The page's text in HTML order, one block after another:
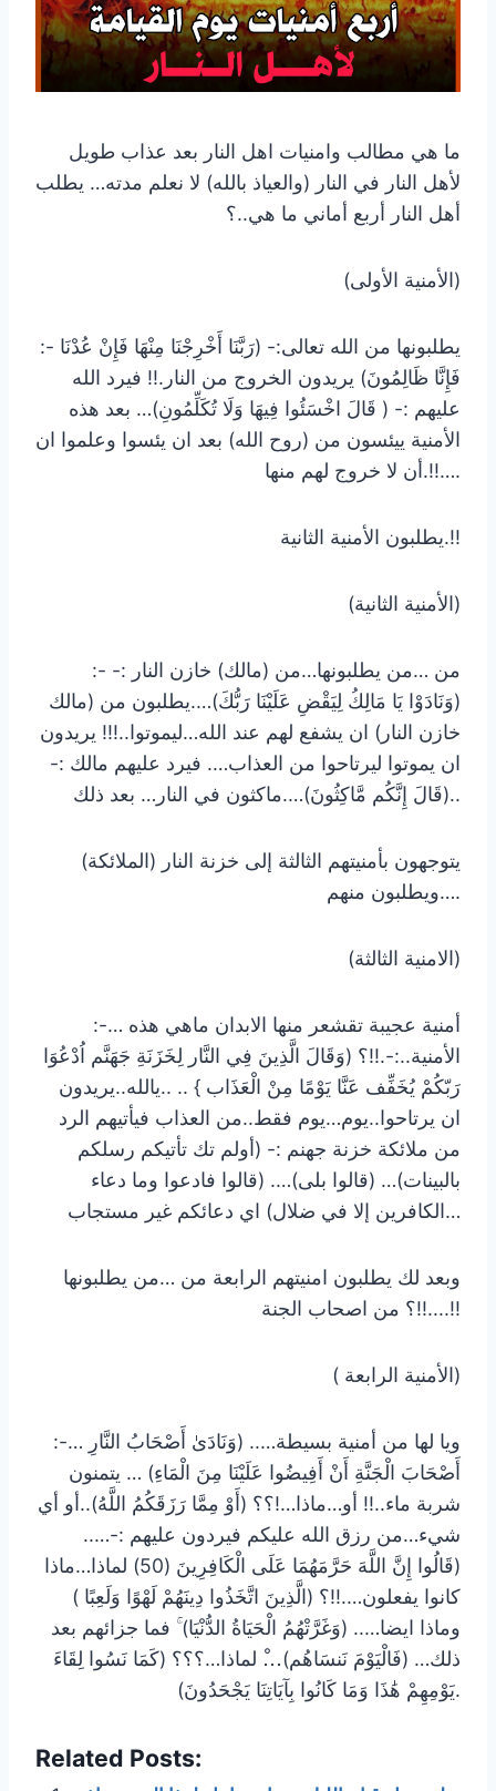
ما هي مطالب وامنيات اهل النار بعد عذاب طويل
لأهل النار في النار (والعياذ بالله) لا نعلم مدته… يطلب
أهل النار أربع أماني ما هي..؟
(الأمنية الأولى)
:- يطلبونها من الله تعالى:- (رَبَّنَا أَخْرِجْنَا مِنْهَا فَإِنْ عُدْنَا
فَإِنَّا ظَالِمُونَ) يريدون الخروج من النار.!! فيرد الله
عليهم :- ( قَالَ اخْسَئُوا فِيهَا وَلَا تُكَلِّمُونِ)… بعد هذه
الأمنية ييئسون من (روح الله) بعد ان يئسوا وعلموا ان
أن لا خروج لهم منها.!!….
يطلبون الأمنية الثانية.!!
(الأمنية الثانية)
:- من …من يطلبونها…من (مالك) خازن النار :-
(وَنَادَوْا يَا مَالِكُ لِيَقْضِ عَلَيْنَا رَبُّكَ)….يطلبون من (مالك
خازن النار) ان يشفع لهم عند الله…ليموتوا..!!! يريدون
ان يموتوا ليرتاحوا من العذاب…. فيرد عليهم مالك :-
(قَالَ إِنَّكُم مَّاكِثُونَ)….ماكثون في النار… بعد ذلك..
يتوجهون بأمنيتهم الثالثة إلى خزنة النار (الملائكة)
ويطلبون منهم….
(الامنية الثالثة)
:-… أمنية عجيبة تقشعر منها الابدان ماهي هذه
الأمنية..:-.!!؟ (وَقَالَ الَّذِينَ فِي النَّار لِخَزَنَةِ جَهَنَّم اُدْعُوَا
رَبّكُمْ يُخَفِّف عَنَّا يَوْمًا مِنْ الْعَذَاب } .. ..يالله..يريدون
ان يرتاحوا..يوم…يوم فقط..من العذاب فيأتيهم الرد
من ملائكة خزنة جهنم :- (أولم تك تأتيكم رسلكم
بالبينات)… (قالوا بلى)…. (قالوا فادعوا وما دعاء
الكافرين إلا في ضلال) اي دعائكم غير مستجاب…
وبعد لك يطلبون امنيتهم الرابعة من …من يطلبونها
..!!؟ من اصحاب الجنة..!!
( الأمنية الرابعة)
:-… ويا لها من أمنية بسيطة….. (وَنَادَىٰ أَصْحَابُ النَّارِ
أَصْحَابَ الْجَنَّةِ أَنْ أَفِيضُوا عَلَيْنَا مِنَ الْمَاءِ) … يتمنون
شربة ماء..!! أو…ماذا…!؟؟ (أَوْ مِمَّا رَزَقَكُمُ اللَّهُ)..أو أي
شيء…من رزق الله عليكم فيردون عليهم :-…..
(قَالُوا إِنَّ اللَّهَ حَرَّمَهُمَا عَلَى الْكَافِرِينَ (50) لماذا…ماذا
كانوا يفعلون….!!؟ (الَّذِينَ اتَّخَذُوا دِينَهُمْ لَهْوًا وَلَعِبًا )
وماذا ايضا….. (وَغَرَّتْهُمُ الْحَيَاةُ الدُّنْيَا) ۚ فما جزائهم بعد
ذلك… (فَالْيَوْمَ نَنسَاهُم)…ْ لماذا…؟؟؟ (كَمَا نَسُوا لِقَاءَ
يَوْمِهِمْ هَٰذَا وَمَا كَانُوا بِآيَاتِنَا يَجْحَدُونَ).
Related Posts: